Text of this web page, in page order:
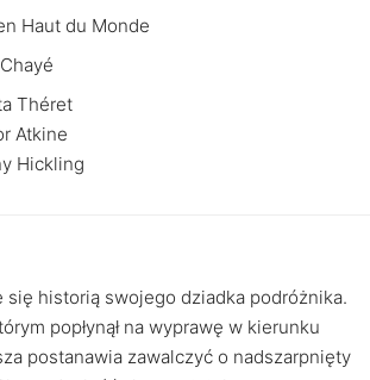
Haut du Monde
Théret
Atkine
Hickling
się historią swojego dziadka podróżnika.
popłynął na wyprawę w kierunku
postanawia zawalczyć o nadszarpnięty